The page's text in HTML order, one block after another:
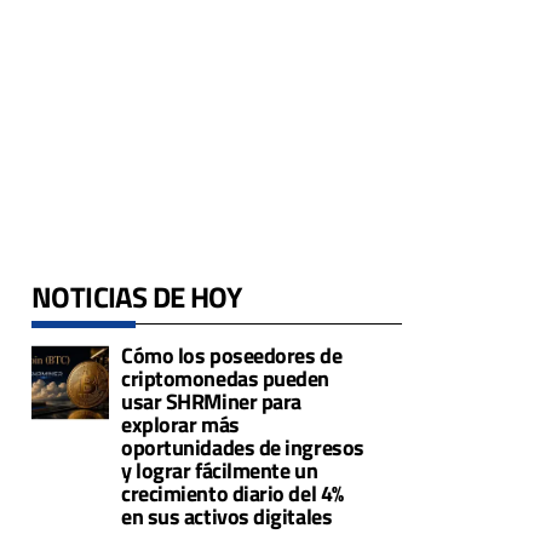
NOTICIAS DE HOY
Cómo los poseedores de
criptomonedas pueden
usar SHRMiner para
explorar más
oportunidades de ingresos
y lograr fácilmente un
crecimiento diario del 4%
en sus activos digitales